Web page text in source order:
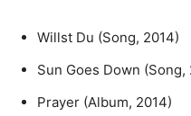
Willst Du (Song, 2014)
Sun Goes Down (Song,
Prayer (Album, 2014)